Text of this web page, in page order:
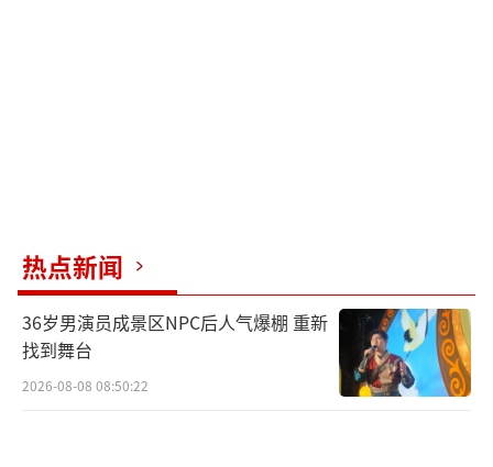
热点新闻
36岁男演员成景区NPC后人气爆棚 重新
找到舞台
2026-08-08 08:50:22